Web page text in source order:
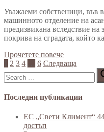
Уважаеми собственици, във
машинното отделение на
предизвикана вследствие на
покрива на сградата, който
Прочетете повече
Разделяне
на
публикациите
страници
2 3 4 6 Следваща
Търсене
за:
Последни публикации
ЕС „Свети Климент“
достъп